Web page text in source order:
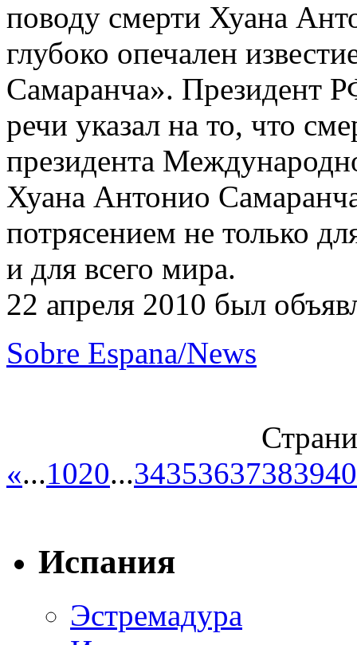
поводу смерти Хуана
глубоко опечален
Самаранча». Президент
речи указал на то, что
президента
Хуана Антонио
потрясением не только
и для всего мира.
22 апреля 2010 был
Sobre Espana/News
«...1020...34353637383940
Испания
Эстремадура